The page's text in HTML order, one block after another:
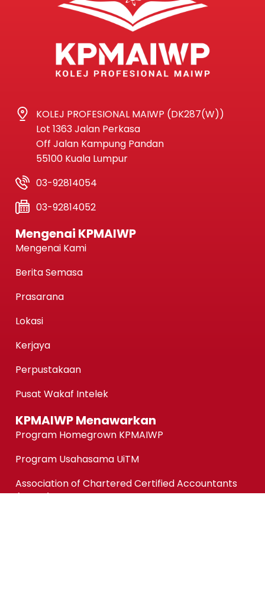
KOLEJ PROFESIONAL MAIWP (DK287(W))
Lot 1363 Jalan Perkasa
Off Jalan Kampung Pandan
55100 Kuala Lumpur
03-92814054
03-92814052
Mengenai KPMAIWP
Mengenai Kami
Berita Semasa
Prasarana
Lokasi
Kerjaya
Perpustakaan
Pusat Wakaf Intelek
KPMAIWP Menawarkan
Program Homegrown KPMAIWP
Program Usahasama UiTM
Association of Chartered Certified Accountants